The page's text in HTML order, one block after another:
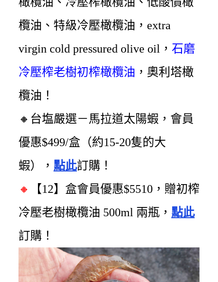
欖油、 特級冷壓橄欖油 ， extra
virgin cold pressured olive oil ， 石磨
冷壓榨老樹初榨橄欖油 ， 奧利塔橄
欖油！
🔸台塩嚴選－馬拉道太陽蝦，會員
優惠$499/盒（約15-20隻的大
蝦）， 點此訂購！
🔸
【12】盒會員優惠$5510 ，贈初榨
冷壓老樹橄欖油 500ml 兩瓶， 點此
訂購！